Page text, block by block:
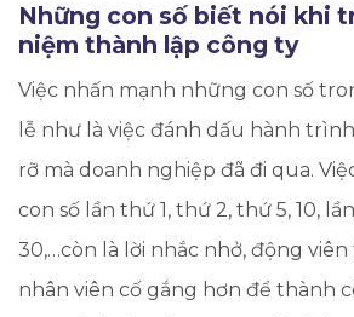
Những con số biết nói khi
niệm thành lập công ty
Việc nhấn mạnh những con số
lễ như là việc đánh dấu hành
rỡ mà doanh nghiệp đã đi qua.
con số lần thứ 1, thứ 2, thứ 5, 10,
30,…còn là lời nhắc nhở, động
nhân viên cố gắng hơn để thành